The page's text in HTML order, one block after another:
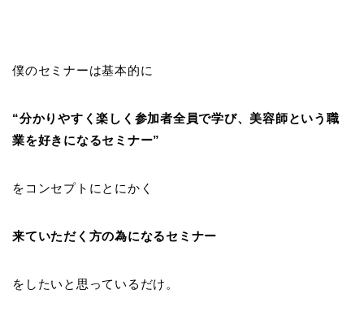
僕のセミナーは基本的に
“分かりやすく楽しく参加者全員で学び、美容師という職
業を好きになるセミナー”
をコンセプトにとにかく
来ていただく方の為になるセミナー
をしたいと思っているだけ。